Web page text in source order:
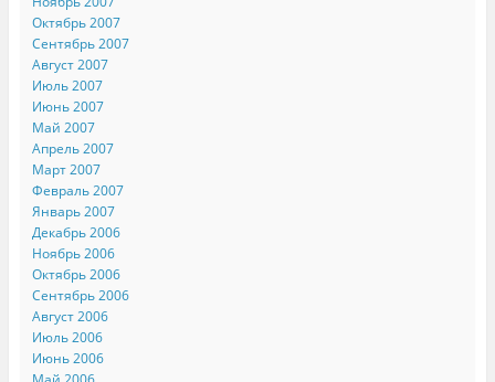
Октябрь 2007
Сентябрь 2007
Август 2007
Июль 2007
Июнь 2007
Май 2007
Апрель 2007
Март 2007
Февраль 2007
Январь 2007
Декабрь 2006
Ноябрь 2006
Октябрь 2006
Сентябрь 2006
Август 2006
Июль 2006
Июнь 2006